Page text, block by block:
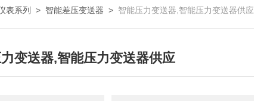
表系列 > 智能差压变送器 > 智能压力变送器,智能压力变送器供应
变送器,智能压力变送器供应